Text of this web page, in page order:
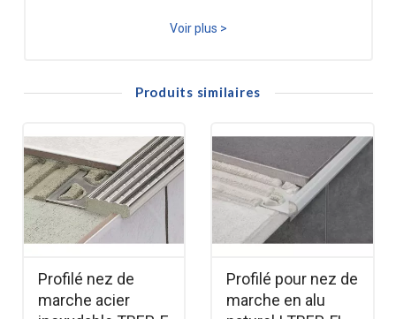
intensive en intérieur dans des locaux à usage privé ou
peut pas être remplacé en cas d’usure. Disponible en
autres hauteurs et longueurs.
Voir plus >
Produits similaires
Profilé nez de
marche acier
Profilé pour nez de
marche en alu